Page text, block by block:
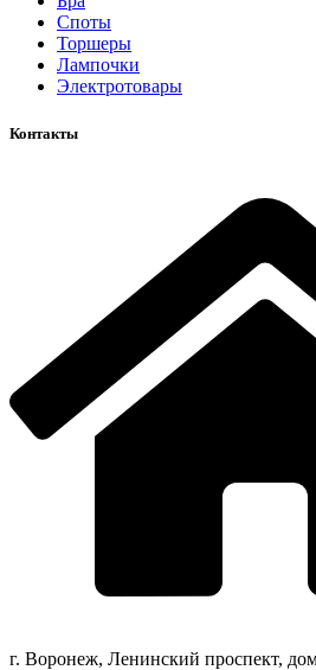
Споты
Торшеры
Лампочки
Электротовары
Контакты
г. Воронеж, Ленинский проспект,